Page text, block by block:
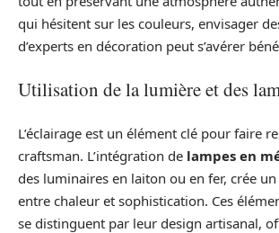
qui hésitent sur les couleurs, envisager
d’experts en décoration peut s’avérer
Utilisation de la lumière et des
L’éclairage est un élément clé pour faire
craftsman. L’intégration de lampes en
des luminaires en laiton ou en fer, crée
entre chaleur et sophistication. Ces
se distinguent par leur design artisanal,